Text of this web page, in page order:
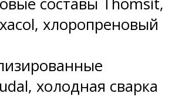
хлоропреновый
холодная сварка